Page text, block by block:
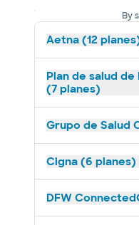
By
Aetna (12
Plan de salud
(7 planes)
Grupo de Salud
Cigna (6 planes)
DFW